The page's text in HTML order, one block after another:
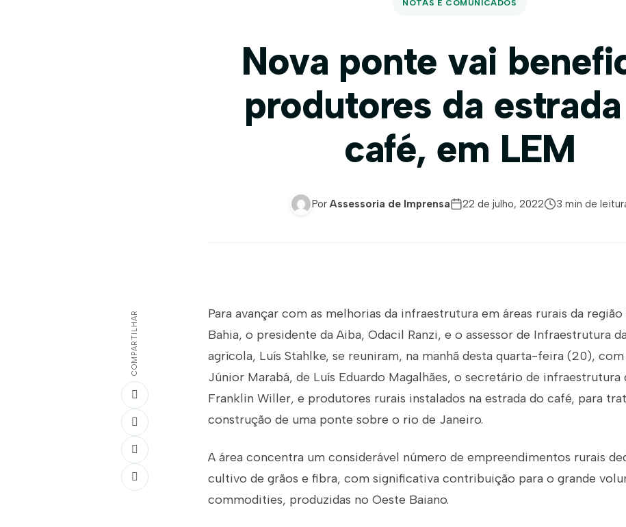
NOTAS E COMUNICADOS
Nova ponte vai
produtores da
café, em LEM
Por Assessoria de Imprensa 22 de julho, 2022 3 min de
COMPARTILHAR
Para avançar com as melhorias da infraestrutura em áreas rurais da região
Bahia, o presidente da Aiba, Odacil Ranzi, e o assessor de Infraestrutura
agrícola, Luís Stahlke, se reuniram, na manhã desta quarta-feira (20),
Júnior Marabá, de Luís Eduardo Magalhães, o secretário de
Franklin Willer, e produtores rurais instalados na estrada do café, para
construção de uma ponte sobre o rio de Janeiro.
A área concentra um considerável número de empreendimentos rurais
cultivo de grãos e fibra, com significativa contribuição para o grande
commodities, produzidas no Oeste Baiano.